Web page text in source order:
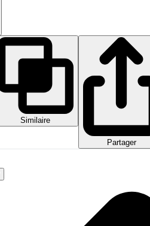
Similaire
Partager